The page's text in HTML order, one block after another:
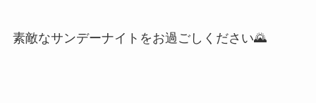
素敵なサンデーナイトをお過ごしください🌄